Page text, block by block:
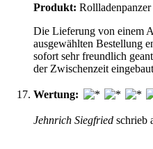
Produkt:
Die Lieferung von einem
ausgewählten Bestellung
sofort sehr freundlich
der Zwischenzeit
Wertung:
Jehnrich Siegfried schrieb